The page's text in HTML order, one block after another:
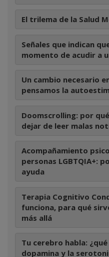
El trilema de la Salud
Señales que indican
momento de acudir a
Un cambio necesario
pensamos la
Doomscrolling: por
dejar de leer malas
Acompañamiento
personas LGBTQIA+:
ayuda
Terapia Cognitivo
funciona, para qué
más allá
Tu cerebro habla:
dopamina y la